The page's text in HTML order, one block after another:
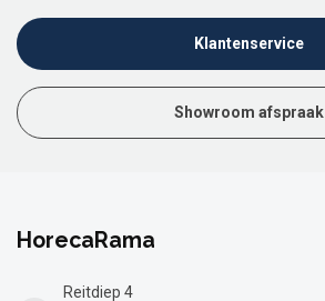
Klantenservice
Showroom afspraak
HorecaRama
Reitdiep 4